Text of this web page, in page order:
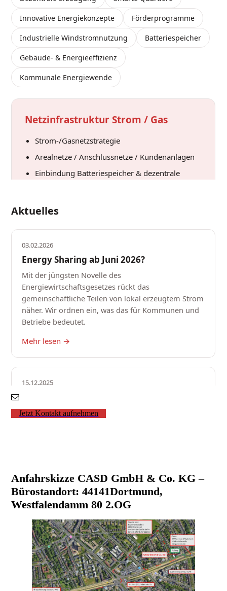
Jetzt Kontakt aufnehmen
Anfahrskizze CASD GmbH & Co. KG –
Bürostandort: 44141Dortmund,
Westfalendamm 80 2.OG